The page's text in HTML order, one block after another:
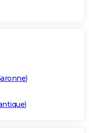
)
)